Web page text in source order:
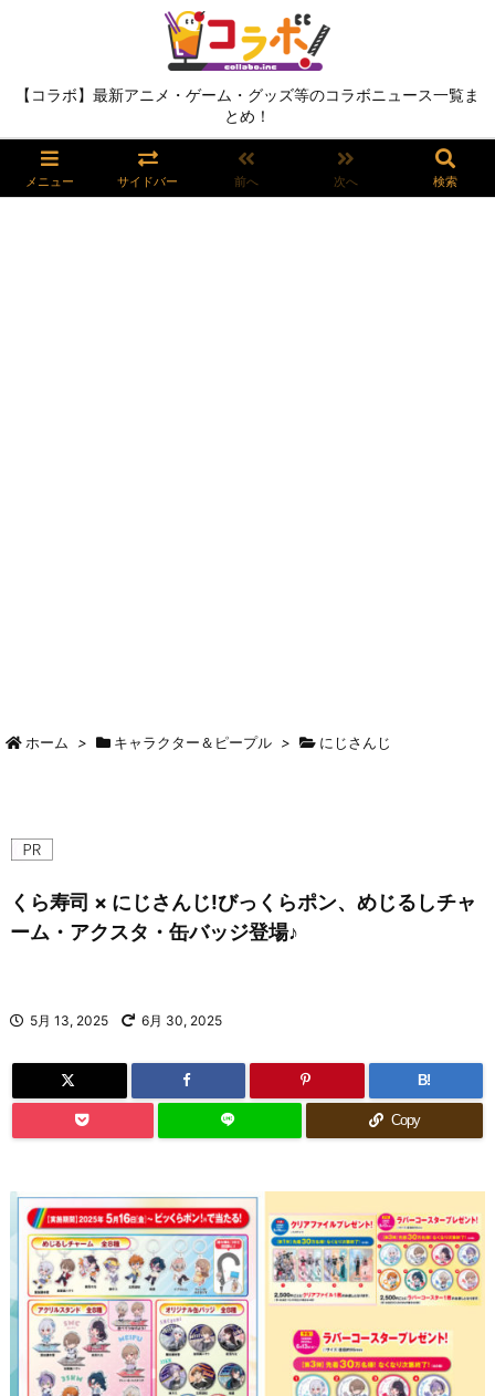
【コラボ】最新アニメ・ゲーム・グッズ等のコラボニュース一覧ま
とめ！
メニュー サイドバー 前へ 次へ 検索
ホーム > キャラクター＆ピープル > にじさんじ
くら寿司 × にじさんじ!びっくらポン、めじるしチャ
ーム・アクスタ・缶バッジ登場♪
5月 13, 2025 6月 30, 2025
B!
Copy